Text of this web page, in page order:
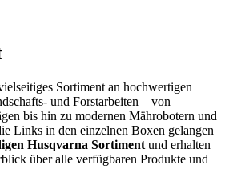
Sortiment an hochwertigen
und Forstarbeiten – von
bis hin zu modernen Mährobotern und
Links in den einzelnen Boxen gelangen
Husqvarna Sortiment und erhalten
über alle verfügbaren Produkte und